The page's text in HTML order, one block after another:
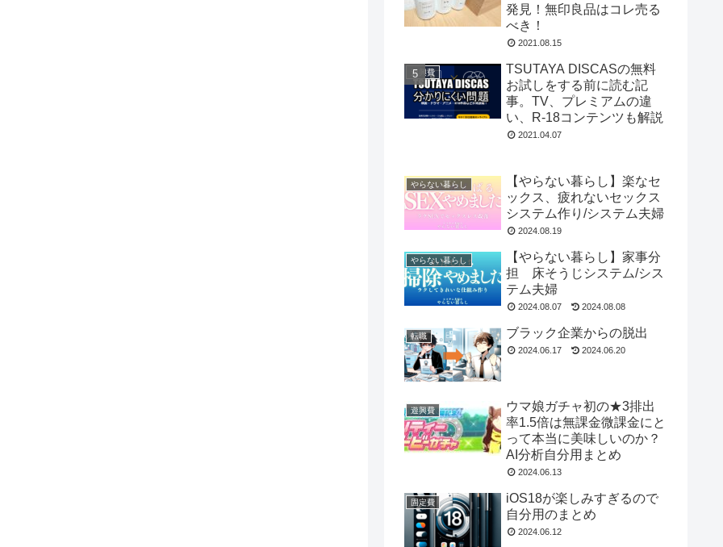
発見！無印良品はコレ売る
べき！
2021.08.15
遊興費
TSUTAYA DISCASの無料
お試しをする前に読む記
事。TV、プレミアムの違
い、R-18コンテンツも解説
2021.04.07
やらない暮らし
【やらない暮らし】楽なセ
ックス、疲れないセックス
システム作り/システム夫婦
2024.08.19
やらない暮らし
【やらない暮らし】家事分
担 床そうじシステム/シス
テム夫婦
2024.08.07 2024.08.08
転職 ブラック企業からの脱出
2024.06.17 2024.06.20
遊興費
ウマ娘ガチャ初の★3排出
率1.5倍は無課金微課金にと
って本当に美味しいのか？
AI分析自分用まとめ
2024.06.13
固定費
iOS18が楽しみすぎるので
自分用のまとめ
2024.06.12